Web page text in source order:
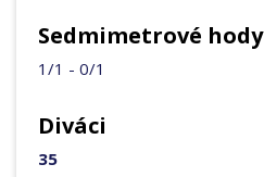
Sedmimetrové hody
1/1 - 0/1
Diváci
35